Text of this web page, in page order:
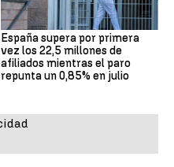
España supera por primera
vez los 22,5 millones de
afiliados mientras el paro
repunta un 0,85% en julio